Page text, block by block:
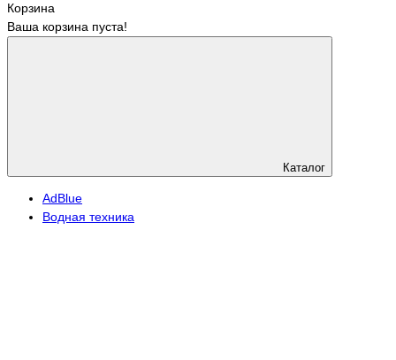
Корзина
Ваша корзина пуста!
Каталог
АdBlue
Водная техника